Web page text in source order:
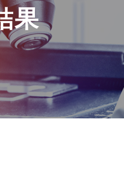
果
間プランニング